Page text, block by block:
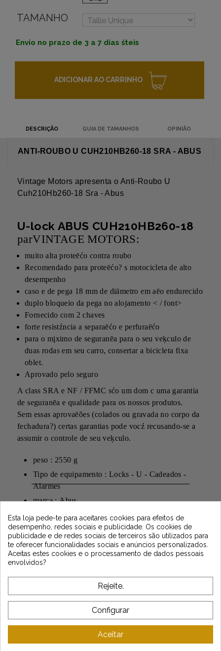
TAMANHO
Envio no prazo de 3 a 7 dias śteis
ADICIONAR AO CARRINHO
DESCRIÇÃO GUIA DE TAMANHOS OPINIÃO
ANTI-ROUBO U CUH210HB260-18 SRA - ABUS
Vintage Motors apresenta o Anti-Roubo U
Cuh210Hb260-18 Sra - Abus
U-lock ABUS CUH210HB260-18
parVINTAGE MOTORS:
muito alta proteēćo contra roubo
Recomendado para proteēćo? s motocicleta de alto
desempenho
caso e de pega 18 mm de diāmetro em aēo endurecido
duplo bloqueio da pega no alojamento < / font>
Fornecido com 2 chaves
forte resistźncia a separaēćo e perfuraēćo
para o mįximo de seguranēa para o seu veķculo de
duas rodas em seu carro, consertar a bicicleta fixa
oblet.
Aprovado pelo seguro
A class SRA e NF / FFMC sćo um dom c uma garantia
de seguranēa e qualidade para os nossos produtos.
Sem essas aprovaēões (colados ou gravada no corpo da
fechadura?) certas garantias pode vocź recusando-se a
assumir o controle de seu veķculo.
peso : 2550 g
Tipo de equipamento : Locks - U - Cadeados -
Alarmes
marca : Abus
Newsletter
*Dès 99€ d'achat. En vous abonnant à notre newsletter, vous reconnaissez avoir pris
l'acceptez.
SOBRE VINTAGE
ATENDIMENTO AO CLIENTE
Esta loja pede-te para aceitares cookies para efeitos de
desempenho, redes sociais e publicidade. Os cookies de
publicidade e de redes sociais de terceiros são utilizados para
te oferecer funcionalidades sociais e anúncios personalizados.
Aceitas estes cookies e o processamento de dados pessoais
envolvidos?
Rejeite.
Configurar
Aceitar